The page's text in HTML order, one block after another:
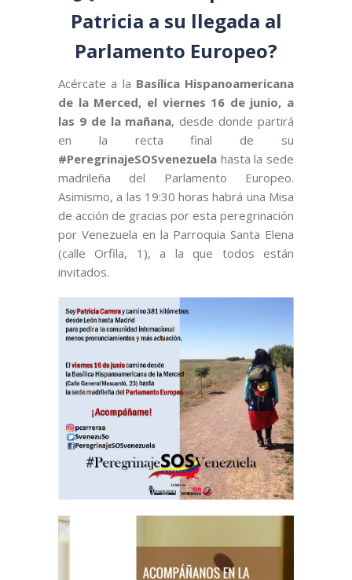
Patricia a su llegada al
Parlamento Europeo?
Acércate a la Basílica Hispanoamericana
de la Merced, el viernes 16 de junio, a
las 9 de la mañana, desde donde partirá
en la recta final de su
#PeregrinajeSOSvenezuela hasta la sede
madrileña del Parlamento Europeo.
Asimismo, a las 19:30 horas habrá una Misa
de acción de gracias por esta peregrinación
por Venezuela en la Parroquia Santa Elena
(calle Orfila, 1), a la que todos están
invitados.